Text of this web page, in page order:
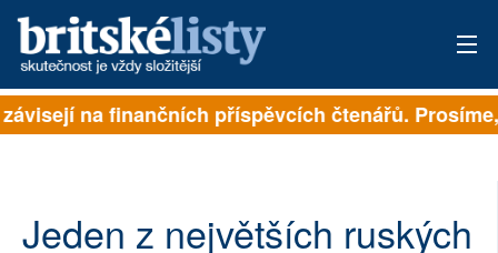
PŘIHLÁSIT
ARCHIV
na finančních příspěvcích čtenářů.
Jeden z největších ruských